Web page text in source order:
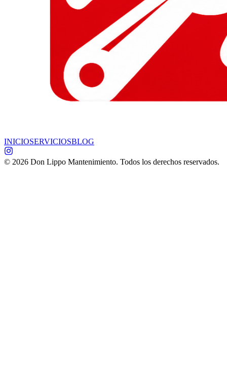
INICIOSERVICIOSBLOG
© 2026 Don Lippo Mantenimiento. Todos los derechos reservados.